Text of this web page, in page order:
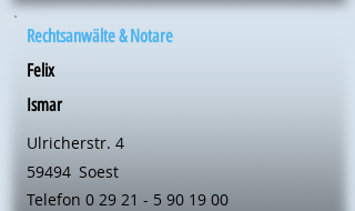
Rechtsanwälte & Notare
Felix
Ismar
Ulricherstr. 4
59494 Soest
Telefon 0 29 21 - 5 90 19 00